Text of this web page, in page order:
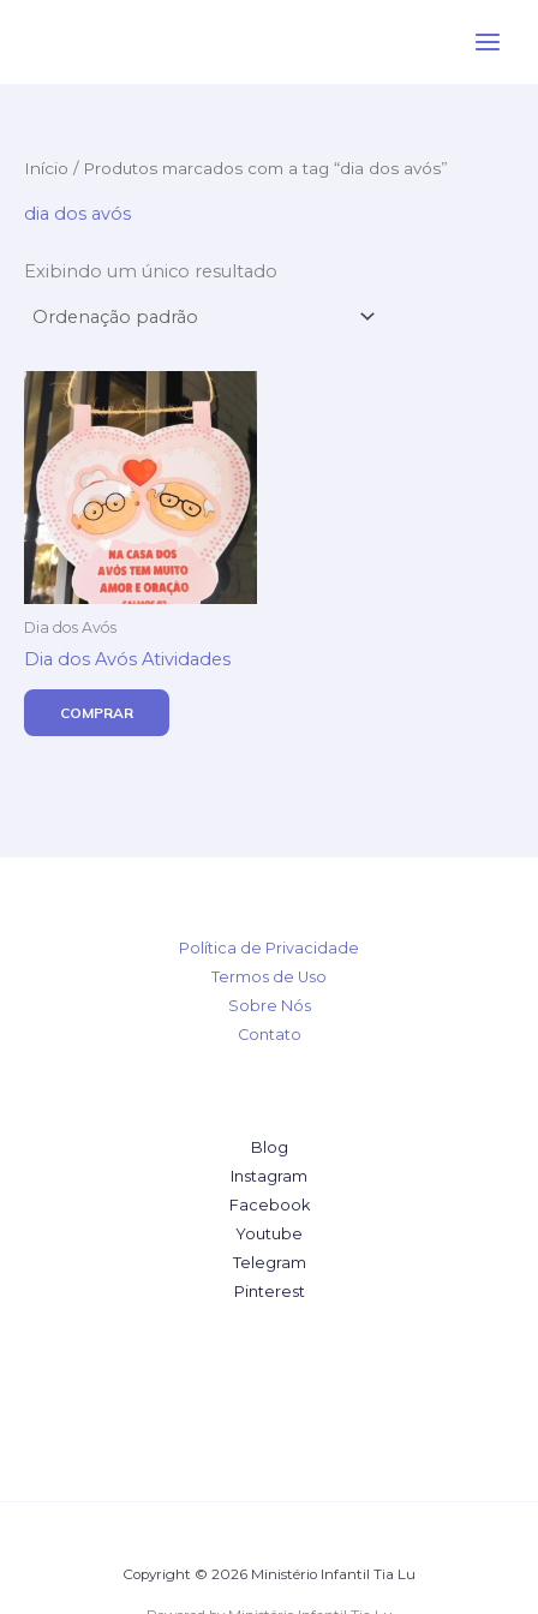
Início / Produtos marcados com a tag “dia dos avós”
dia dos avós
Exibindo um único resultado
Dia dos Avós
Dia dos Avós Atividades
COMPRAR
Política de Privacidade
Termos de Uso
Sobre Nós
Contato
Blog
Instagram
Facebook
Youtube
Telegram
Pinterest
Copyright © 2026 Ministério Infantil Tia Lu